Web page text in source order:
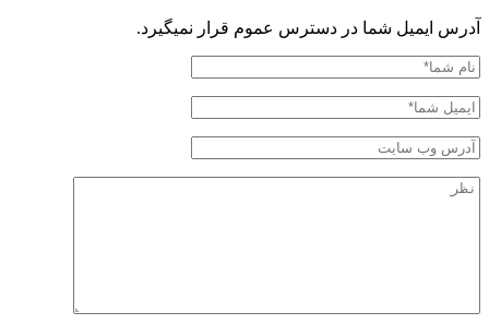
آدرس ایمیل شما در دسترس عموم قرار نمیگیرد.